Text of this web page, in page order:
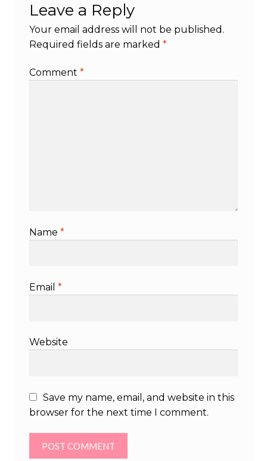
Leave a Reply
Your email address will not be published.
Required fields are marked *
Comment *
Name *
Email *
Website
Save my name, email, and website in this
browser for the next time I comment.